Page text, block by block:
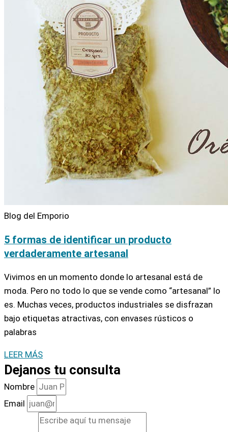
Blog del Emporio
5 formas de identificar un producto
verdaderamente artesanal
Vivimos en un momento donde lo artesanal está de
moda. Pero no todo lo que se vende como “artesanal” lo
es. Muchas veces, productos industriales se disfrazan
bajo etiquetas atractivas, con envases rústicos o
palabras
LEER MÁS
Dejanos tu consulta
Nombre
Email